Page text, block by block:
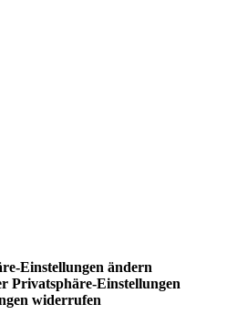
Einstellungen ändern
Privatsphäre-Einstellungen
widerrufen